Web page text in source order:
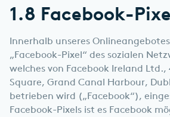
1.8 Facebook-
Innerhalb unseres
„Facebook-Pixel“ des sozialen
welches von Facebook Ireland Ltd.,
Square, Grand Canal Harbour,
betrieben wird („Facebook“),
Facebook-Pixels ist es Facebook